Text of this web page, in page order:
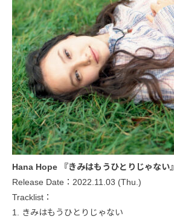
Hana Hope 『きみはもうひとりじゃない』
Release Date：2022.11.03 (Thu.)
Tracklist：
1. きみはもうひとりじゃない